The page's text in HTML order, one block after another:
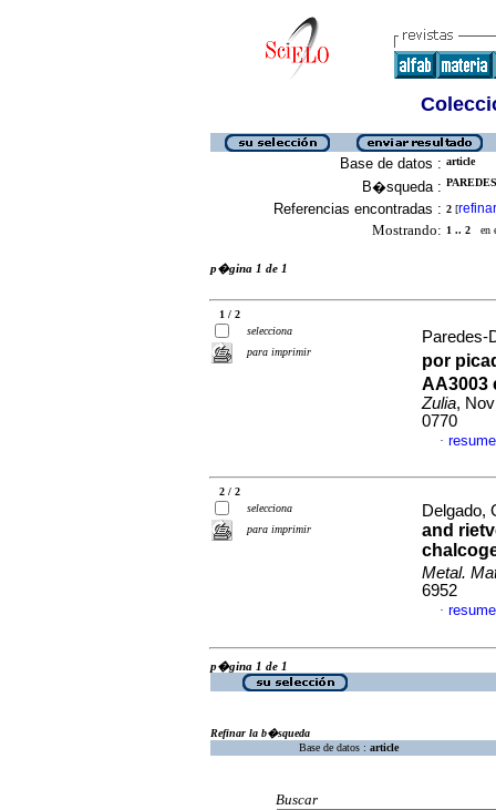
Base de datos : article
B�squeda :
Referencias encontradas : 2 [refinar
Mostrando: 1 .. 2 en
p�gina 1 de 1
1 / 2
selecciona
para imprimir
Paredes-
por
AA3003
Zulia,
0770
·
2 / 2
selecciona
para imprimir
Delgado,
and
Metal.
6952
·
p�gina 1 de 1
Refinar la b�squeda
Base de datos : article
Buscar